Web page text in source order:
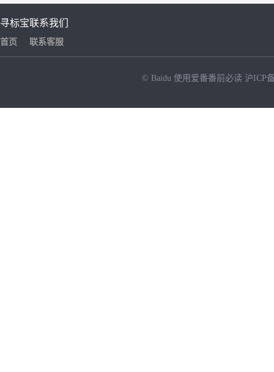
寻标宝
首页
联系我们
联系客服
© Baidu 使用爱番番前必读 沪ICP